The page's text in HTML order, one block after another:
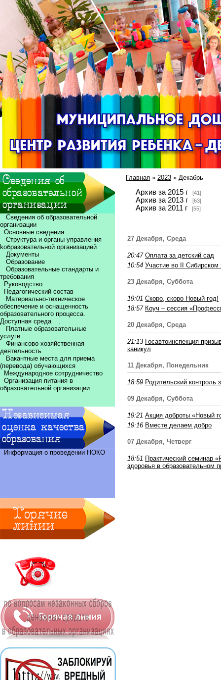
Сведения об образовательной
организации
Основные сведения
Структура и органы управления
kобразовательной организацией
Документы
Образование
Образовательные стандарты и
требования
Руководство.
Педагогический состав
Материально-техническое
обеспечение и оснащенность
образовательного процесса.
Доступная среда
.
Платные образовательные
услуги
Финансово-хозяйственная
деятельность
Вакантные места для приема
(перевода) обучающихся
Международное сотрудничество
Организация питания в
образовательной организации.
Информация о проведении НОКО
Главная » 2023 » Декабрь
Архив за 2015 г [41]
Архив за 2013 г [63]
Архив за 2011 г [55]
27 Декабря, Среда
20:47 Оплата за детский сад
10:54 Участие во II
23 Декабря, Суббота
19:01 Скоро, скоро Новый год!
18:57 Коуч – сессия
20 Декабря, Среда
21:13 Госавтоинспекция
каникул
11 Декабря, Понедельник
18:59 Родительский
09 Декабря, Суббота
19:21 Акция доброты «Новый
19:16 Вместе делаем добро
07 Декабря, Четверг
18:51 Практический семинар
здоровья в образовательном